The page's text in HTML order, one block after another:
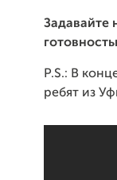
Задавайте
P.S.: В
ребят из